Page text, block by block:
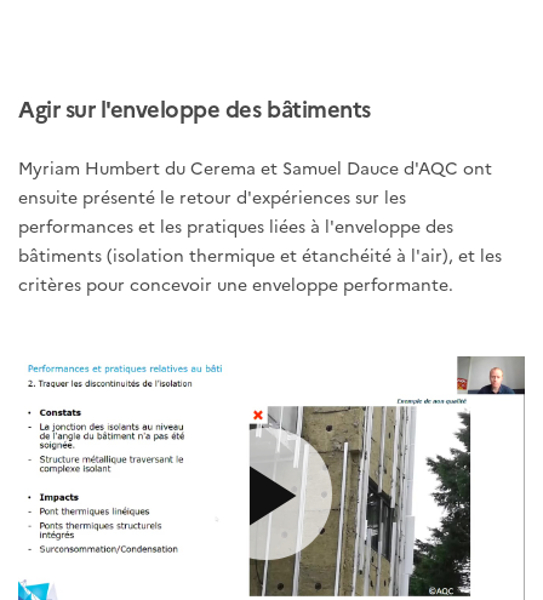
Agir sur l'enveloppe des bâtiments
Myriam Humbert du Cerema et Samuel Dauce d'AQC ont
ensuite présenté le retour d'expériences sur les
performances et les pratiques liées à l'enveloppe des
bâtiments (isolation thermique et étanchéité à l'air), et les
critères pour concevoir une enveloppe performante.